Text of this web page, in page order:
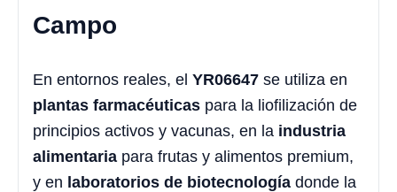
Campo
En entornos reales, el YR06647 se utiliza en
plantas farmacéuticas para la liofilización de
principios activos y vacunas, en la industria
alimentaria para frutas y alimentos premium,
y en laboratorios de biotecnología donde la